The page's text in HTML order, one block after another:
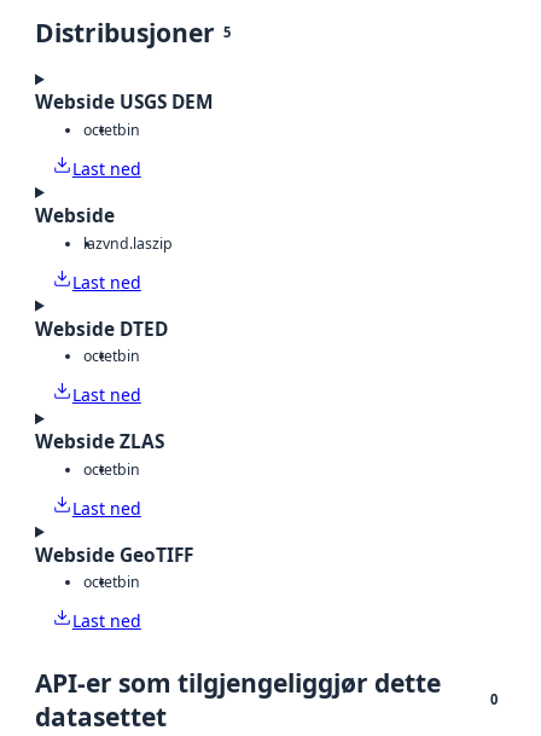
Distribusjoner 5
Webside USGS DEM
octetbin
Last ned
Webside
lazvnd.laszip
Last ned
Webside DTED
octetbin
Last ned
Webside ZLAS
octetbin
Last ned
Webside GeoTIFF
octetbin
Last ned
API-er som tilgjengeliggjør dette
datasettet
0